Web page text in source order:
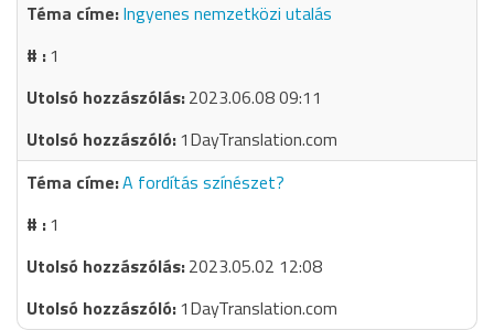
Ingyenes nemzetközi utalás
1
2023.06.08 09:11
1DayTranslation.com
A fordítás színészet?
1
2023.05.02 12:08
1DayTranslation.com